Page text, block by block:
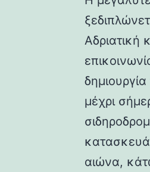
Αδριατική
μέχρι
αιώνα,